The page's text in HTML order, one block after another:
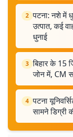
2 पटना: नशे में
उत्पात, कई
धुनाई
3 बिहार के 15
जोन में, CM
4 पटना
सामने डिग्री